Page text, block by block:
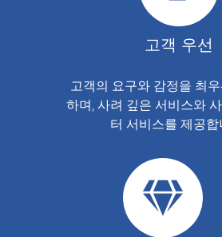
고객 우선
고객의 요구와 감정을 최
하며, 사려 깊은 서비스와
터 서비스를 제공합